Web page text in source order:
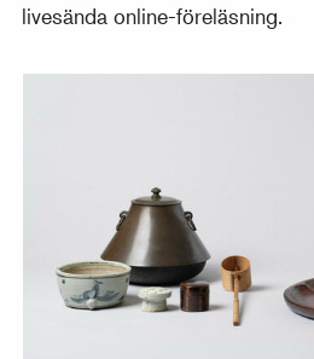
livesända online-föreläsning.